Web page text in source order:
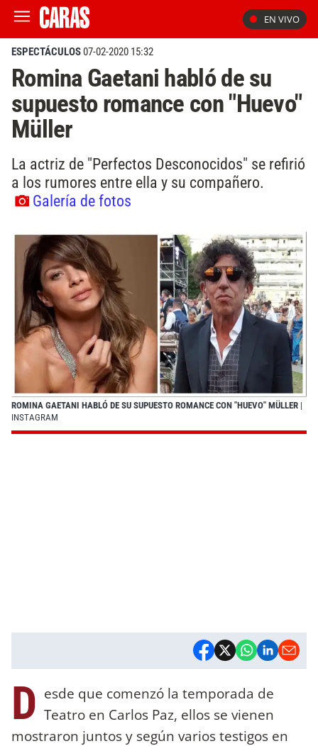
EN VIVO
ESPECTÁCULOS07-02-2020 15:32
Romina Gaetani habló de su
supuesto romance con "Huevo"
Müller
La actriz de "Perfectos Desconocidos" se refirió
a los rumores entre ella y su compañero.
Galería de fotos
ROMINA GAETANI HABLÓ DE SU SUPUESTO ROMANCE CON "HUEVO" MÜLLER |
INSTAGRAM
D esde que comenzó la temporada de
Teatro en Carlos Paz, ellos se vienen
mostraron juntos y según varios testigos en